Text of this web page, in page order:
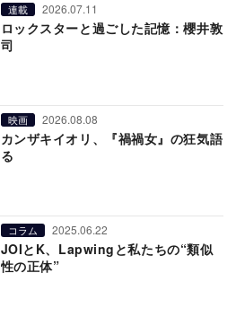
連載 2026.07.11
ロックスターと過ごした記憶：櫻井敦
司
映画 2026.08.08
カンザキイオリ、『禍禍女』の狂気語
る
コラム 2025.06.22
JOIとK、Lapwingと私たちの“類似
性の正体”